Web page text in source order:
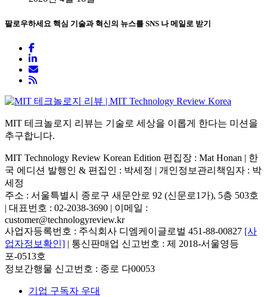
팔로우하세요 핵심 기술과 혁신의 뉴스를 SNS 나 메일로 받기
MIT 테크놀로지 리뷰는 기술로 세상을 이롭게 한다는 미션을
추구합니다.
MIT Technology Review Korean Edition 편집장 : Mat Honan | 한
국 에디션 발행인 & 편집인 : 박세정 | 개인정보관리책임자 : 박
세정
주소 : 서울특별시 종로구 새문안로 92 (신문로1가), 5층 503호
| 대표번호 : 02-2038-3690 | 이메일 :
customer@technologyreview.kr
사업자등록번호 : 주식회사 디엠케이글로벌 451-88-00827 [사
업자정보확인] | 통신판매업 신고번호 : 제 2018-서울영등
포-0513호
정보간행물 신고번호 : 종로 다00053
기업 구독자 우대